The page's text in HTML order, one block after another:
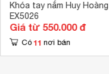
Khóa tay nắm Huy Hoàng
EX5026
Giá từ 550.000 đ
Có 11 nơi bán